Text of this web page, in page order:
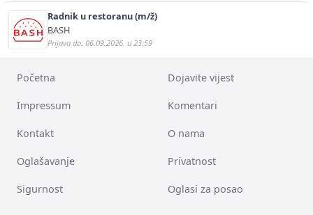
Radnik u restoranu (m/ž)
BASH
Prijava do: 06.09.2026. u 23:59
Početna Dojavite vijest
Impressum Komentari
Kontakt O nama
Oglašavanje Privatnost
Sigurnost Oglasi za posao